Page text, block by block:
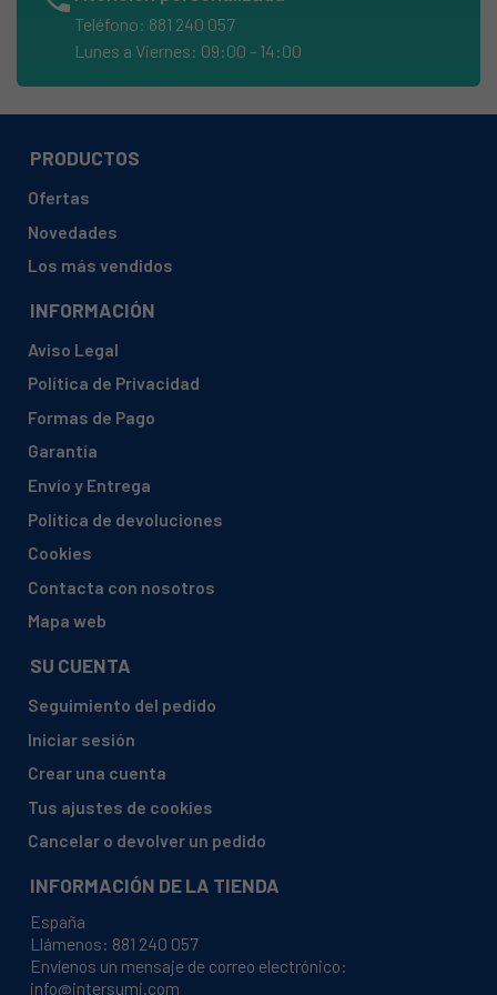
ASPES, AFC185PNF 904022953
ASPES, AFC185PNNF 904022944
ASPES, AFC200NF 904022935
ASPES, AFC200NFX 904022926
ASPES, CAT-18NF 904023033
ASPES, CAT-18NFX 904023051
ASPES, CAT-20NF 904023060
ASPES, CAT-85NF 904023042
BRANDT, BFC1302VX 904690030
BRANDT, BFC2300NW BFC2300NW
BRANDT, BFC2302NW BFC2302NW
BRANDT, BFC2302NX BFC2302NX
BRANDT, BFC2304NX BFC2304NX
BRANDT, BFC2312NW 904690748
BRANDT, BFC2312NW BFC2312NW
BRANDT, BFC2312NX 904690749
BRANDT, CEN28700X 904690007
BRANDT, CEN28701 904690016
BRANDT, CEN31700 904690020
BRANDT, CEN31700X 904690022
Teléfono: 881 240 057
Lunes a Viernes: 09:00 - 14:00
PRODUCTOS
Ofertas
Novedades
Los más vendidos
INFORMACIÓN
Aviso Legal
Política de Privacidad
Formas de Pago
Garantía
Envío y Entrega
Política de devoluciones
Cookies
Contacta con nosotros
Mapa web
SU CUENTA
Seguimiento del pedido
Iniciar sesión
Crear una cuenta
Tus ajustes de cookies
Cancelar o devolver un pedido
INFORMACIÓN DE LA TIENDA
España
Llámenos: 881 240 057
Envíenos un mensaje de correo electrónico:
info@intersumi.com